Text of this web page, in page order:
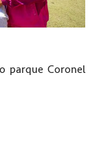
parque Coronel